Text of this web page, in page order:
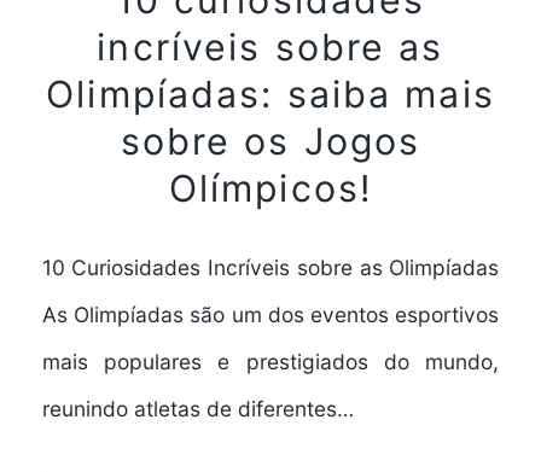
incríveis sobre as
Olimpíadas: saiba mais
sobre os Jogos
Olímpicos!
10 Curiosidades Incríveis sobre as Olimpíadas
As Olimpíadas são um dos eventos esportivos
mais populares e prestigiados do mundo,
reunindo atletas de diferentes…